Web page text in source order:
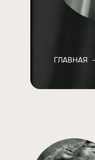
ГЛАВНАЯ